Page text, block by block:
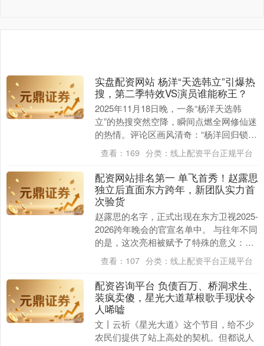
实盘配资网站 杨洋“天选韩立”引爆热
搜，第二季特效VS演员谁能称王？
2025年11月18日晚，一条“杨洋天选韩
立”的热搜突然空降，瞬间点燃全网修仙迷
的热情。评论区画风清奇：“杨洋回归锁
死，其他角色随便选，钱全砸特效上！”
这届观....
查看： 169 分类： 线上配资平台正规平台
配资网站排名第一 单飞首秀！赵露思
独立后直面东方跨年，新团队实力首
次验货
赵露思的名字，正式出现在东方卫视2025-
2026跨年晚会的官宣名单中。 与往年不同
的是，这次亮相被赋予了特殊的意义：这
是她在2025年下半年与经纪公司银河酷
娱....
查看： 107 分类： 线上配资平台正规平台
配资咨询平台 负债百万、桥洞求生、
装疯卖傻，星光大道草根歌手现状令
人唏嘘
文丨云祈《星光大道》这个节目，给不少
农民们提供了站上高处的契机。但都说人